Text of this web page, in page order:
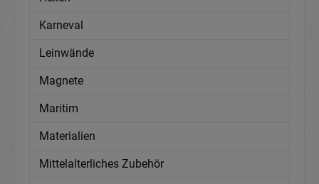
Karneval
Leinwände
Magnete
Maritim
Materialien
Mittelalterliches Zubehör